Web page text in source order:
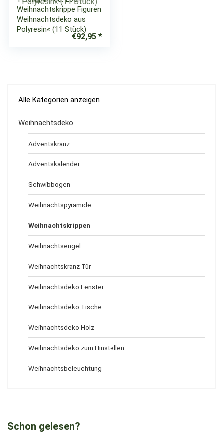
Weihnachtskrippe Figuren
Weihnachtsdeko aus
Polyresin« (11 Stück)
€92,95
Alle Kategorien anzeigen
Weihnachtsdeko
Adventskranz
Adventskalender
Schwibbogen
Weihnachtspyramide
Weihnachtskrippen
Weihnachtsengel
Weihnachtskranz Tür
Weihnachtsdeko Fenster
Weihnachtsdeko Tische
Weihnachtsdeko Holz
Weihnachtsdeko zum Hinstellen
Weihnachtsbeleuchtung
Schon gelesen?